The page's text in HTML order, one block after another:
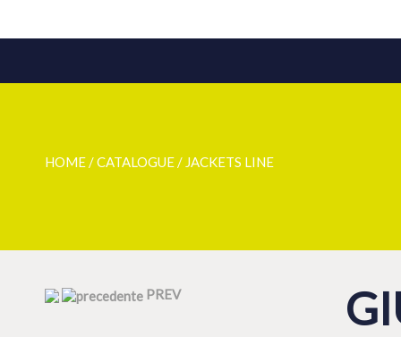
HOME / CATALOGUE / JACKETS LINE
PREV